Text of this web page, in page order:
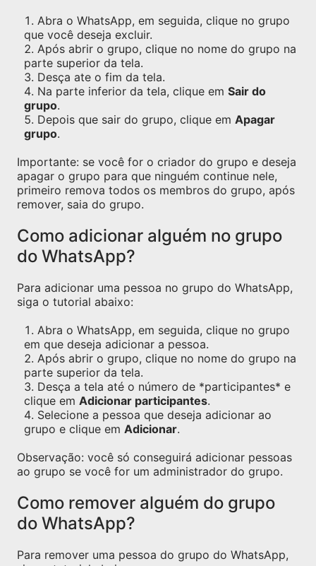
Abra o WhatsApp, em seguida, clique no grupo
que você deseja excluir.
Após abrir o grupo, clique no nome do grupo na
parte superior da tela.
Desça ate o fim da tela.
Na parte inferior da tela, clique em Sair do
grupo.
Depois que sair do grupo, clique em Apagar
grupo.
Importante: se você for o criador do grupo e deseja
apagar o grupo para que ninguém continue nele,
primeiro remova todos os membros do grupo, após
remover, saia do grupo.
Como adicionar alguém no grupo
do WhatsApp?
Para adicionar uma pessoa no grupo do WhatsApp,
siga o tutorial abaixo:
Abra o WhatsApp, em seguida, clique no grupo
em que deseja adicionar a pessoa.
Após abrir o grupo, clique no nome do grupo na
parte superior da tela.
Desça a tela até o número de *participantes* e
clique em Adicionar participantes.
Selecione a pessoa que deseja adicionar ao
grupo e clique em Adicionar.
Observação: você só conseguirá adicionar pessoas
ao grupo se você for um administrador do grupo.
Como remover alguém do grupo
do WhatsApp?
Para remover uma pessoa do grupo do WhatsApp,